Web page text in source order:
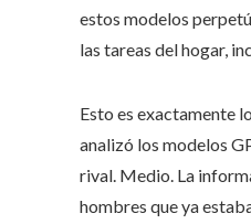
estos modelos
las tareas del hogar,
Esto es exactamente
analizó los modelos
rival. Medio. La
hombres que ya